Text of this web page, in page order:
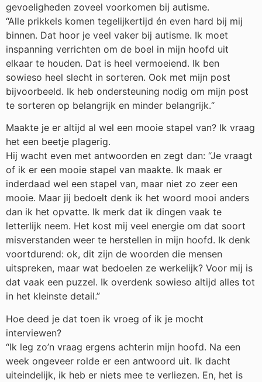
gevoeligheden zoveel voorkomen bij autisme.
“Alle prikkels komen tegelijkertijd én even hard bij mij
binnen. Dat hoor je veel vaker bij autisme. Ik moet
inspanning verrichten om de boel in mijn hoofd uit
elkaar te houden. Dat is heel vermoeiend. Ik ben
sowieso heel slecht in sorteren. Ook met mijn post
bijvoorbeeld. Ik heb ondersteuning nodig om mijn post
te sorteren op belangrijk en minder belangrijk.“
Maakte je er altijd al wel een mooie stapel van? Ik vraag
het een beetje plagerig.
Hij wacht even met antwoorden en zegt dan: “Je vraagt
of ik er een mooie stapel van maakte. Ik maak er
inderdaad wel een stapel van, maar niet zo zeer een
mooie. Maar jij bedoelt denk ik het woord mooi anders
dan ik het opvatte. Ik merk dat ik dingen vaak te
letterlijk neem. Het kost mij veel energie om dat soort
misverstanden weer te herstellen in mijn hoofd. Ik denk
voortdurend: ok, dit zijn de woorden die mensen
uitspreken, maar wat bedoelen ze werkelijk? Voor mij is
dat vaak een puzzel. Ik overdenk sowieso altijd alles tot
in het kleinste detail.”
Hoe deed je dat toen ik vroeg of ik je mocht
interviewen?
“Ik leg zo’n vraag ergens achterin mijn hoofd. Na een
week ongeveer rolde er een antwoord uit. Ik dacht
uiteindelijk, ik heb er niets mee te verliezen. En, het is